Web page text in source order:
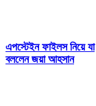
এপস্টেইন ফাইলস নিয়ে যা
বললেন জয়া আহসান